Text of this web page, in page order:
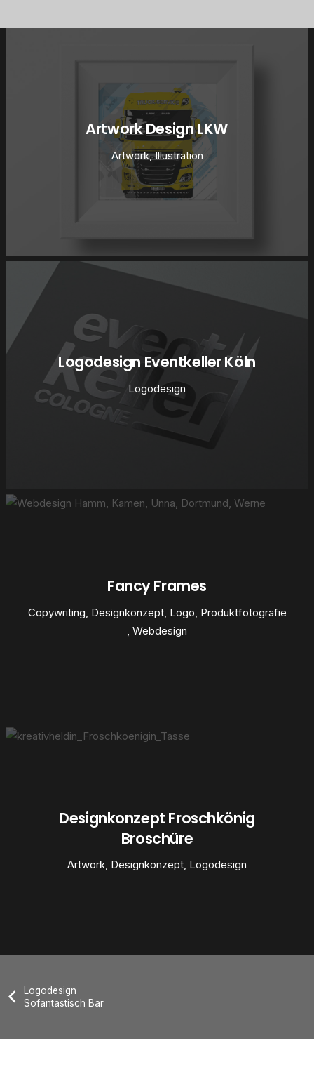
Artwork Design LKW
Artwork,Illustration
Logodesign Eventkeller Köln
Logodesign
Fancy Frames
Copywriting Designkonzept, Logo Produktfotografie
Webdesign
Designkonzept Froschkönig
Broschüre
Artwork, Designkonzept, Logodesign
Logodesign
Sofantastisch Bar